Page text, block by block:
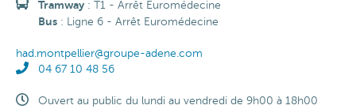
Accès
transport
commun
Tramway : T1 - Arrêt Euromédecine
Bus : Ligne 6 - Arrêt Euromédecine
Email
had.montpellier@groupe-adene.com
Téléphone
04 67 10 48 56
Horaires
Ouvert au public du lundi au vendredi de 9h00 à 18h00